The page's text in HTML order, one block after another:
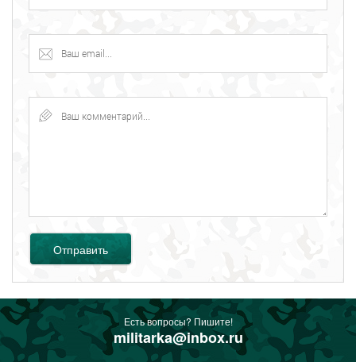
Отправить
Есть вопросы? Пишите!
militarka@inbox.ru